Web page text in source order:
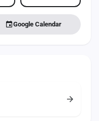
Google Calendar